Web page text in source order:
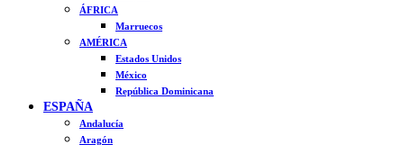
ÁFRICA
Marruecos
AMÉRICA
Estados Unidos
México
República Dominicana
ESPAÑA
Andalucía
Aragón